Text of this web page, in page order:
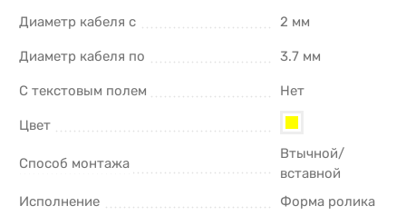
Диаметр кабеля с 2 мм
Диаметр кабеля по 3.7 мм
С текстовым полем Нет
Цвет
Способ монтажа
Втычной/
вставной
Исполнение
Форма ролика